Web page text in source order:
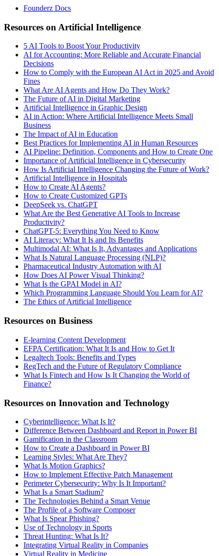
Founderz Docs
Resources on Artificial Intelligence
5 AI Tools to Boost Your Productivity
AI for Accounting: More Reliable and Accurate Financial
Decisions
How to Comply with the European AI Act in 2025 and Avoid
Fines
What Are AI Agents and How Do They Work?
The Future of AI in Digital Marketing
Artificial Intelligence in Graphic Design
AI in Action: Where Artificial Intelligence Meets Small
Business
The Impact of AI in Education
Best Practices for Implementing AI in Human Resources
AI Pipeline: Definition, Components and How to Create One
Importance of Artificial Intelligence in Cybersecurity
How Is Artificial Intelligence Changing the Future of Work?
Artificial Intelligence in Hospitals
How to Create AI Agents?
How to Create Customized GPTs
DeepSeek vs. ChatGPT
What Are the Best Generative AI Tools to Increase
Productivity?
ChatGPT-5: Everything You Need to Know
AI Literacy: What It Is and Its Benefits
Multimodal AI: What Is It, Advantages and Applications
What Is Natural Language Processing (NLP)?
Pharmaceutical Industry Automation with AI
How Does AI Power Visual Thinking?
What Is the GPAI Model in AI?
Which Programming Language Should You Learn for AI?
The Ethics of Artificial Intelligence
Resources on Business
E-learning Content Development
EFPA Certification: What It Is and How to Get It
Legaltech Tools: Benefits and Types
RegTech and the Future of Regulatory Compliance
What Is Fintech and How Is It Changing the World of
Finance?
Resources on Innovation and Technology
Cyberintelligence: What Is It?
Difference Between Dashboard and Report in Power BI
Gamification in the Classroom
How to Create a Dashboard in Power BI
Learning Styles: What Are They?
What Is Motion Graphics?
How to Implement Effective Patch Management
Perimeter Cybersecurity: Why Is It Important?
What Is a Smart Stadium?
The Technologies Behind a Smart Venue
The Profile of a Software Composer
What Is Spear Phishing?
Use of Technology in Sports
Threat Hunting: What Is It?
Integrating Virtual Reality in Companies
Virtual Reality in Medicine